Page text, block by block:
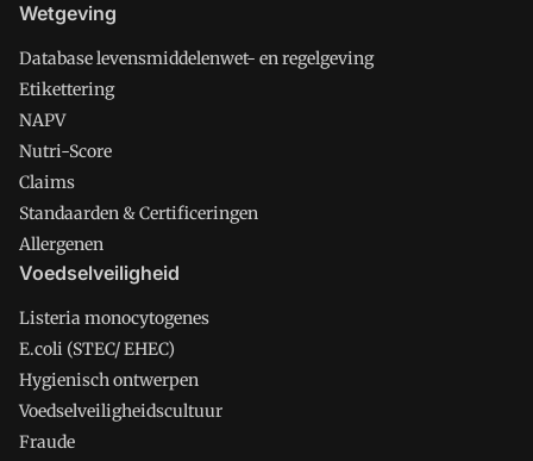
Wetgeving
Database levensmiddelenwet- en regelgeving
Etikettering
NAPV
Nutri-Score
Claims
Standaarden & Certificeringen
Allergenen
Voedselveiligheid
Listeria monocytogenes
E.coli (STEC/ EHEC)
Hygienisch ontwerpen
Voedselveiligheidscultuur
Fraude